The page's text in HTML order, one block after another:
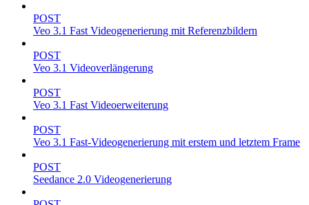
POST
Veo 3.1 Fast Videogenerierung mit Referenzbildern
POST
Veo 3.1 Videoverlängerung
POST
Veo 3.1 Fast Videoerweiterung
POST
Veo 3.1 Fast-Videogenerierung mit erstem und letztem Frame
POST
Seedance 2.0 Videogenerierung